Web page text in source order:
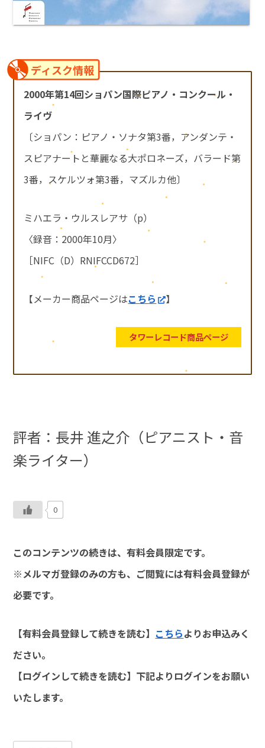
ディスク情報
2000年第14回ショパン国際ピアノ・コンクール・
ライヴ
〔ショパン：ピアノ・ソナタ第3番，アンダンテ・
スピアナートと華麗なる大ポロネーズ，バラード第
3番，スケルツォ第3番，マズルカ他〕
ミハエラ・ウルスレアサ（p）
〈録音：2000年10月〉
［NIFC（D）RNIFCCD672］
【メーカー商品ページはこちら 】
タワーレコード商品ページ
評者：長井 進之介（ピアニスト・音
楽ライター）
0
このコンテンツの続きは、有料会員限定です。
※メルマガ登録のみの方も、ご閲覧には有料会員登録が
必要です。
【有料会員登録して続きを読む】 こちらよりお申込みく
ださい。
【ログインして続きを読む】下記よりログインをお願い
いたします。